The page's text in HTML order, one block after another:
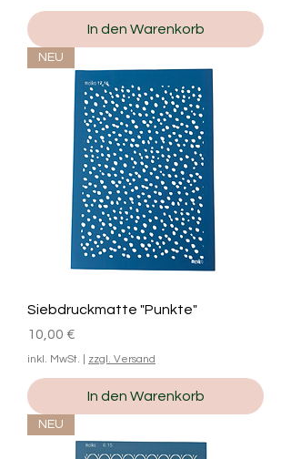
In den Warenkorb
NEU
Siebdruckmatte "Punkte"
Preis
10,00 €
inkl. MwSt. zzgl. Versand
In den Warenkorb
NEU